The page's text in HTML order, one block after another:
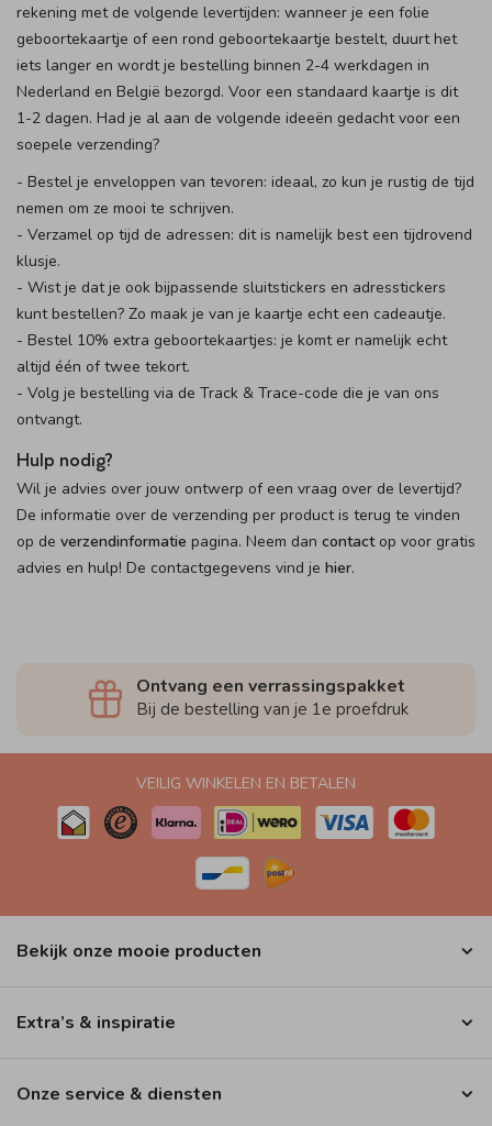
rekening met de volgende levertijden: wanneer je een folie
geboortekaartje of een rond geboortekaartje bestelt, duurt het
iets langer en wordt je bestelling binnen 2-4 werkdagen in
Nederland en België bezorgd. Voor een standaard kaartje is dit
1-2 dagen. Had je al aan de volgende ideeën gedacht voor een
soepele verzending?
- Bestel je enveloppen van tevoren: ideaal, zo kun je rustig de tijd
nemen om ze mooi te schrijven.
- Verzamel op tijd de adressen: dit is namelijk best een tijdrovend
klusje.
- Wist je dat je ook bijpassende sluitstickers en adresstickers
kunt bestellen? Zo maak je van je kaartje echt een cadeautje.
- Bestel 10% extra geboortekaartjes: je komt er namelijk echt
altijd één of twee tekort.
- Volg je bestelling via de Track & Trace-code die je van ons
ontvangt.
Hulp nodig?
Wil je advies over jouw ontwerp of een vraag over de levertijd?
De informatie over de verzending per product is terug te vinden
op de verzendinformatie pagina. Neem dan contactop voor gratis
advies en hulp! De contactgegevens vind je hier.
Ontvang een verrassingspakket
Bij de bestelling van je 1e proefdruk
VEILIG WINKELEN EN BETALEN
Bekijk onze mooie producten
Extra’s & inspiratie
Onze service & diensten